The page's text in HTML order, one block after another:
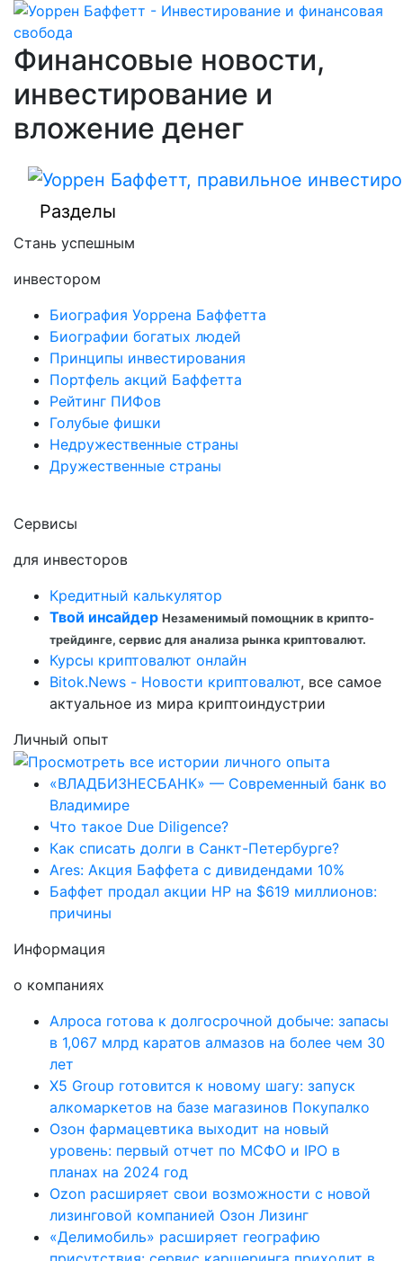
Финансовые новости,
инвестирование и
вложение денег
Разделы
Стань успешным
инвестором
Биография Уоррена Баффетта
Биографии богатых людей
Принципы инвестирования
Портфель акций Баффетта
Рейтинг ПИФов
Голубые фишки
Недружественные страны
Дружественные страны
Сервисы
для инвесторов
Кредитный калькулятор
Твой инсайдер Незаменимый помощник в крипто-
трейдинге, сервис для анализа рынка криптовалют.
Курсы криптовалют онлайн
Bitok.News - Новости криптовалют, все самое
актуальное из мира криптоиндустрии
Личный опыт
«ВЛАДБИЗНЕСБАНК» — Современный банк во
Владимире
Что такое Due Diligence?
Как списать долги в Санкт-Петербурге?
Ares: Акция Баффета с дивидендами 10%
Баффет продал акции HP на $619 миллионов:
причины
Информация
о компаниях
Алроса готова к долгосрочной добыче: запасы
в 1,067 млрд каратов алмазов на более чем 30
лет
X5 Group готовится к новому шагу: запуск
алкомаркетов на базе магазинов Покупалко
Озон фармацевтика выходит на новый
уровень: первый отчет по МСФО и IPO в
планах на 2024 год
Ozon расширяет свои возможности с новой
лизинговой компанией Озон Лизинг
«Делимобиль» расширяет географию